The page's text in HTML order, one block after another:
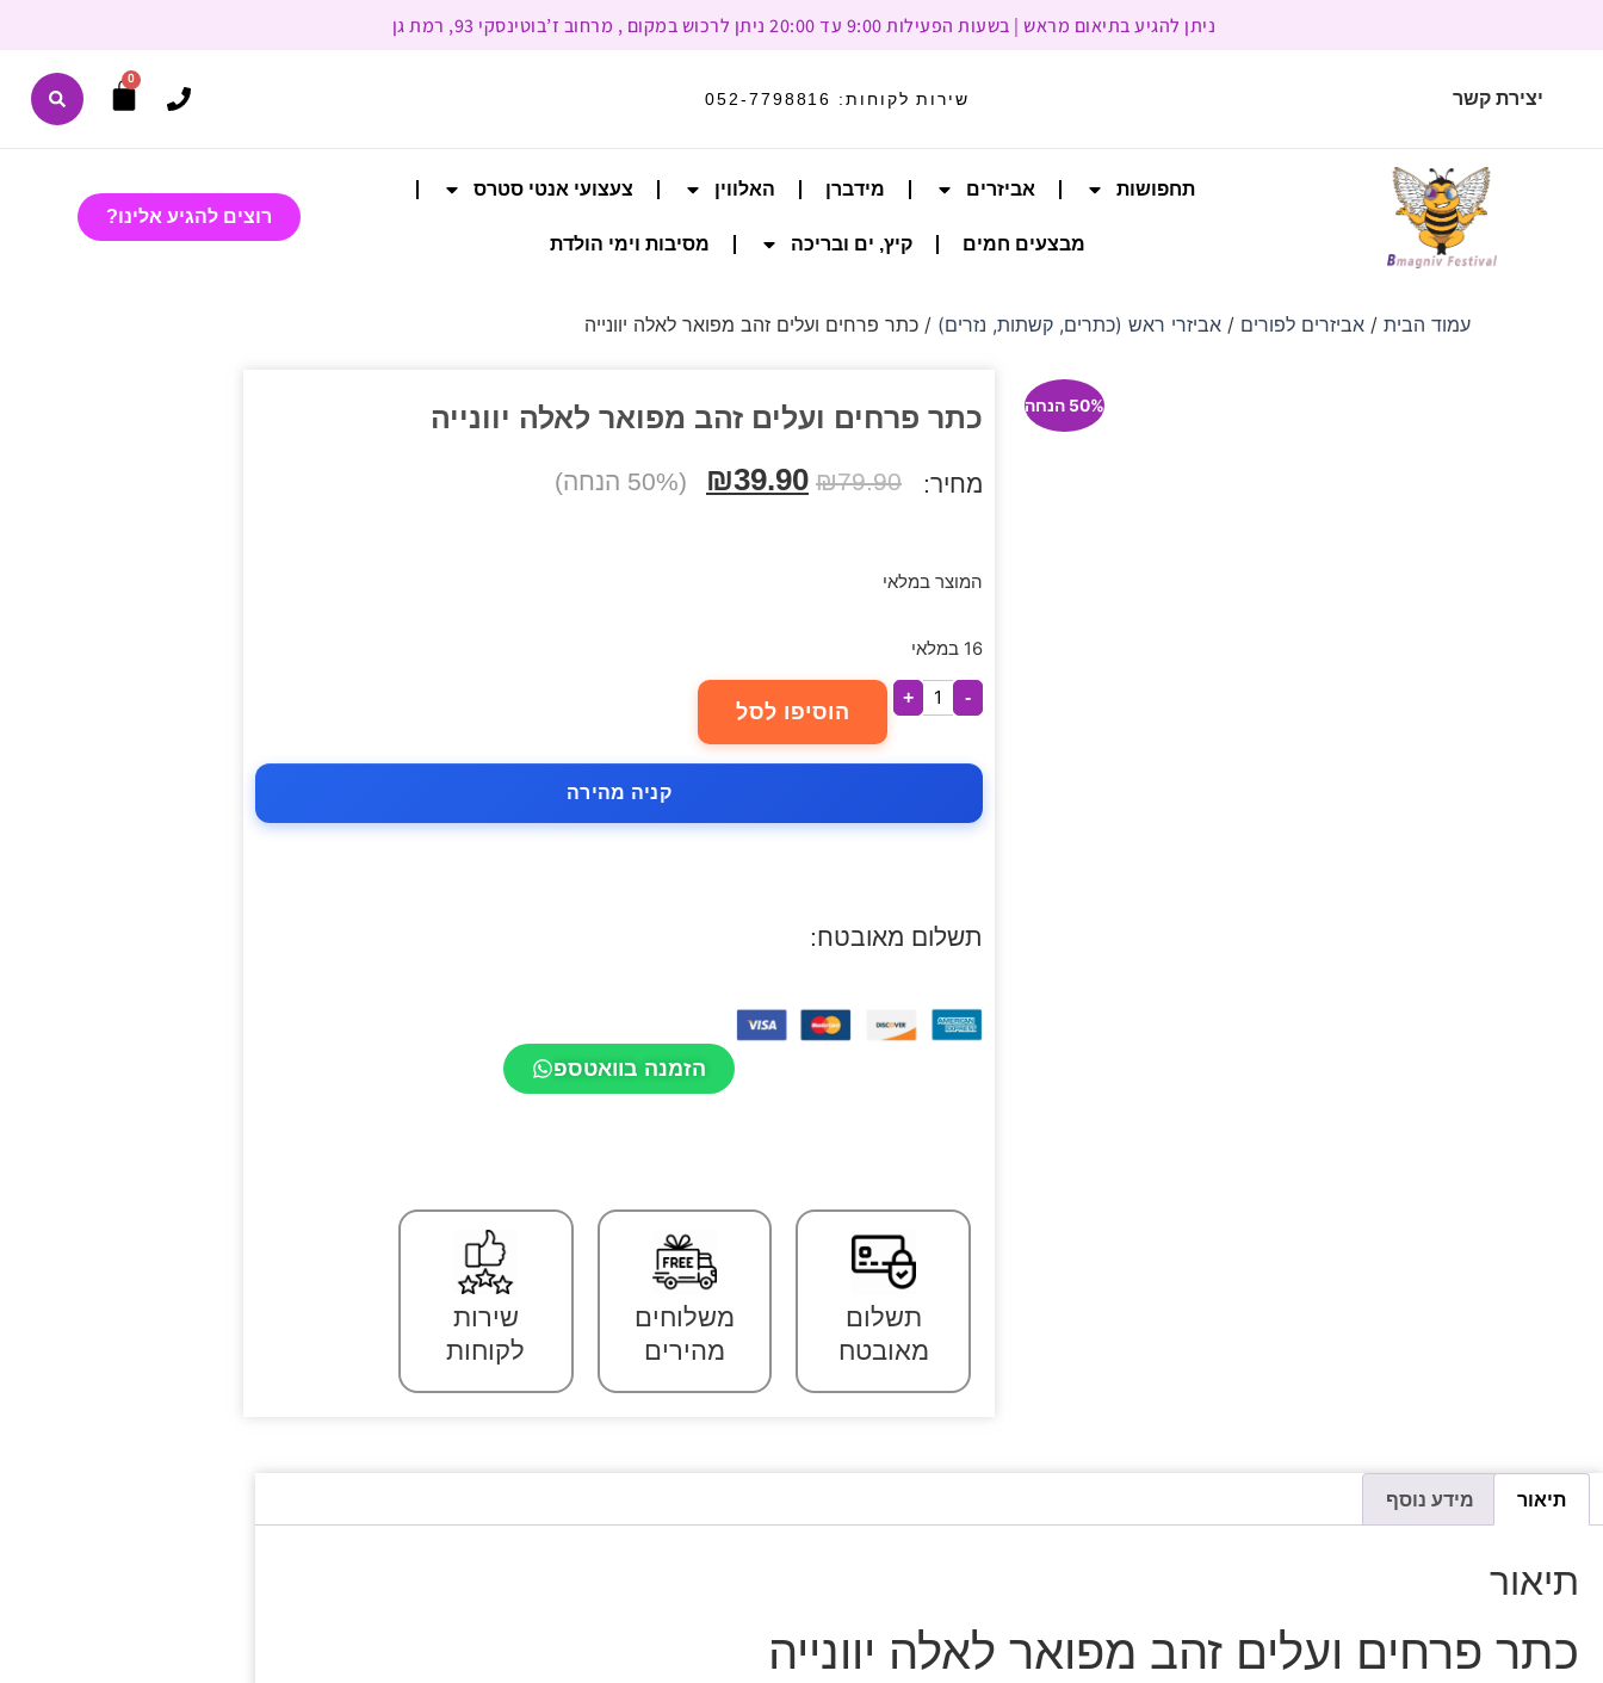
ניתן להגיע בתיאום מראש | בשעות הפעילות 9:00 עד 20:00 ניתן לרכוש במקום , מרחוב ז’בוטינסקי 93, רמת גן
יצירת קשר שירות לקוחות: 052-7798816
0
תחפושות אביזרים מידברן האלווין צעצועי אנטי סטרס
מבצעים חמים קיץ, ים ובריכה מסיבות וימי הולדת
רוצים להגיע אלינו?
עמוד הבית/ אביזרים לפורים / אביזרי ראש (כתרים, קשתות, נזרים) / כתר פרחים ועלים זהב מפואר לאלה יוונייה
50% הנחה כתר פרחים ועלים זהב מפואר לאלה יוונייה
מחיר: ₪79.90
₪39.90 (50% הנחה)
המוצר במלאי
16 במלאי
-
+
הוסיפו לסל
קניה מהירה
תשלום מאובטח:
הזמנה בוואטספ
תשלום
מאובטח
משלוחים
מהירים
שירות
לקוחות
תיאור מידע נוסף
תיאור
כתר פרחים ועלים זהב מפואר לאלה יוונייה